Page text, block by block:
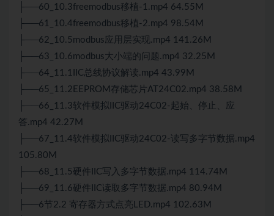
├──60_10.3freemodbus移植-1.mp4 64.55M
├──61_10.4freemodbus移植-2.mp4 98.54M
├──62_10.5modbus应用层实现.mp4 141.26M
├──63_10.6modbus大小端的问题.mp4 32.25M
├──64_11.1IIC总线协议解读.mp4 43.99M
├──65_11.2EEPROM存储芯片AT24C02.mp4 38.58M
├──66_11.3软件模拟IIC驱动24C02-起始、停止、应
答.mp4 42.27M
├──67_11.4软件模拟IIC驱动24C02-读写多字节数据.mp4
105.80M
├──68_11.5硬件IIC写入多字节数据.mp4 114.74M
├──69_11.6硬件IIC读取多字节数据.mp4 80.94M
├──6节2.2 寄存器方式点亮LED.mp4 102.63M